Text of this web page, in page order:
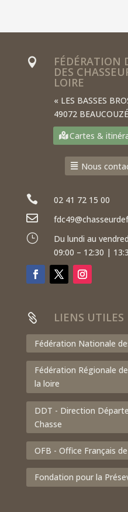
 FÉDÉRATION
DES
LOIRE
« LES BASSES
49072
Cartes &
Nous
 02 41 72 15 00

}
Du lundi au
09:00 – 12:30 |
 LIENS UTILES
Fédération Nationale
Fédération Régionale
la loire
DDT - Direction
Chasse
OFB - Office Français
Fondation pour la